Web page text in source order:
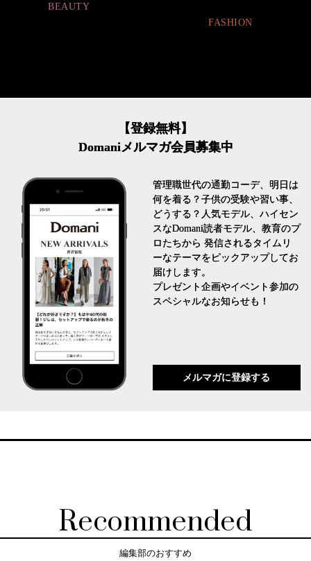
FASHION
【登録無料】
Domaniメルマガ会員募集中
管理職世代の通勤コーデ、明日は
何を着る？子供の受験や習い事、
どうする？人気モデル、ハイセン
スなDomani読者モデル、教育のプ
ロたちから 発信されるタイムリ
ーなテーマをピックアップしてお
届けします。
プレゼント企画やイベント参加の
スペシャルなお知らせも！
メルマガに登録する
Recommended
編集部のおすすめ